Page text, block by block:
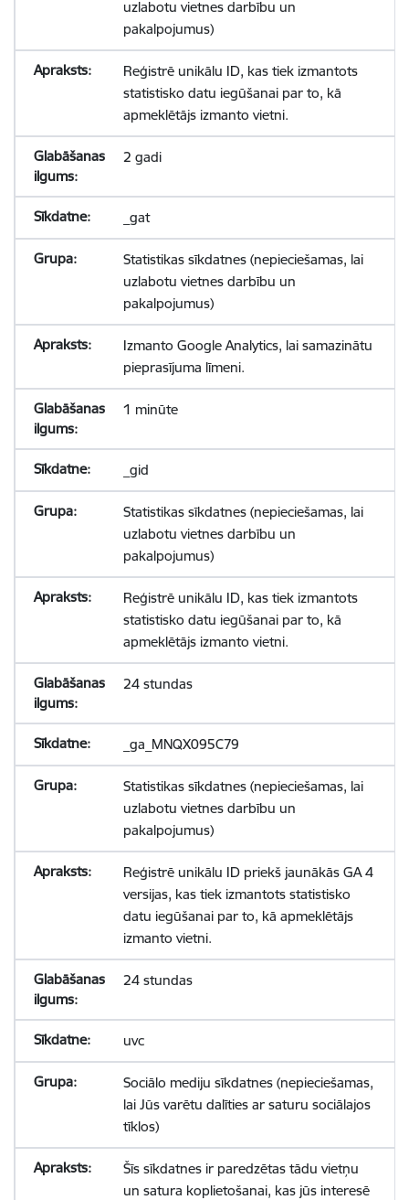
uzlabotu vietnes darbību un
pakalpojumus)
Reģistrē unikālu ID, kas tiek izmantots
statistisko datu iegūšanai par to, kā
apmeklētājs izmanto vietni.
2 gadi
_gat
Statistikas sīkdatnes (nepieciešamas, lai
uzlabotu vietnes darbību un
pakalpojumus)
Izmanto Google Analytics, lai samazinātu
pieprasījuma līmeni.
1 minūte
_gid
Statistikas sīkdatnes (nepieciešamas, lai
uzlabotu vietnes darbību un
pakalpojumus)
Reģistrē unikālu ID, kas tiek izmantots
statistisko datu iegūšanai par to, kā
apmeklētājs izmanto vietni.
24 stundas
_ga_MNQX095C79
Statistikas sīkdatnes (nepieciešamas, lai
uzlabotu vietnes darbību un
pakalpojumus)
Reģistrē unikālu ID priekš jaunākās GA 4
versijas, kas tiek izmantots statistisko
datu iegūšanai par to, kā apmeklētājs
izmanto vietni.
24 stundas
uvc
Sociālo mediju sīkdatnes (nepieciešamas,
lai Jūs varētu dalīties ar saturu sociālajos
tīklos)
Šīs sīkdatnes ir paredzētas tādu vietņu
un satura koplietošanai, kas jūs interesē